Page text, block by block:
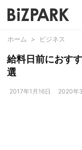
ホーム > ビジネス
給料日前におす
選
2017年1月16日 2020年